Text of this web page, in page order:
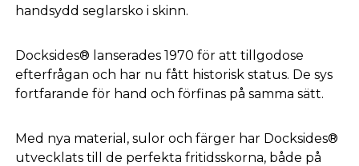
Engelska
Finska
Danska
handsydd seglarsko i skinn.
Docksides® lanserades 1970 för att tillgodose
efterfrågan och har nu fått historisk status. De sys
fortfarande för hand och förfinas på samma sätt.
Med nya material, sulor och färger har Docksides®
utvecklats till de perfekta fritidsskorna, både på